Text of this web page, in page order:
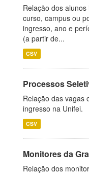
Relação dos
curso, campus ou
ingresso, ano e
(a partir de...
CSV
Processos
Relação das vagas
ingresso na Unifei.
CSV
Monitores da
Relação dos